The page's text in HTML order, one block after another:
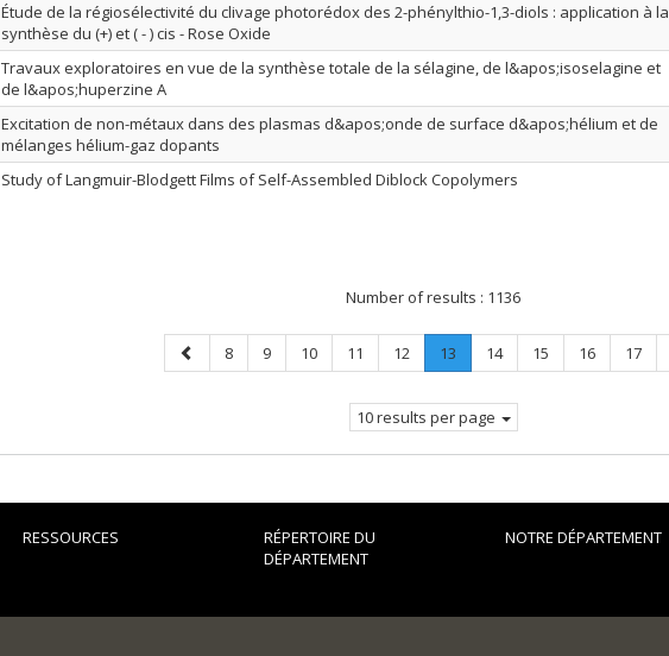
Étude de la régiosélectivité du clivage photorédox des 2-phénylthio-1,3-diols : application à la
synthèse du (+) et ( - ) cis - Rose Oxide
Travaux exploratoires en vue de la synthèse totale de la sélagine, de l&apos;isoselagine et
de l&apos;huperzine A
Excitation de non-métaux dans des plasmas d&apos;onde de surface d&apos;hélium et de
mélanges hélium-gaz dopants
Study of Langmuir-Blodgett Films of Self-Assembled Diblock Copolymers
Number of results : 1136
Previous
page
Page
8 Page
9 Page
10 Page
11 Page
12 Page
13
Current
Page
14 Page
15 Page
16 Page
17
10 results per page
RESSOURCES
RÉPERTOIRE DU
DÉPARTEMENT
NOTRE DÉPARTEMENT